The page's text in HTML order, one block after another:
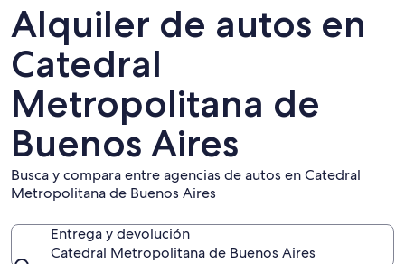
Alquiler de autos en
Catedral
Metropolitana de
Buenos Aires
Busca y compara entre agencias de autos en Catedral
Metropolitana de Buenos Aires
Entrega y devolución
Catedral Metropolitana de Buenos Aires